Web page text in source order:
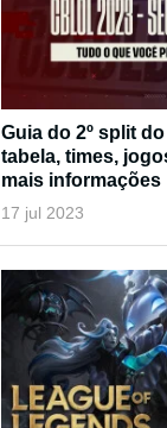
Guia do 2º split
tabela, times,
mais informações
17 jul 2023